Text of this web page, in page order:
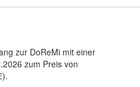
zur DoReMi mit einer
zum Preis von